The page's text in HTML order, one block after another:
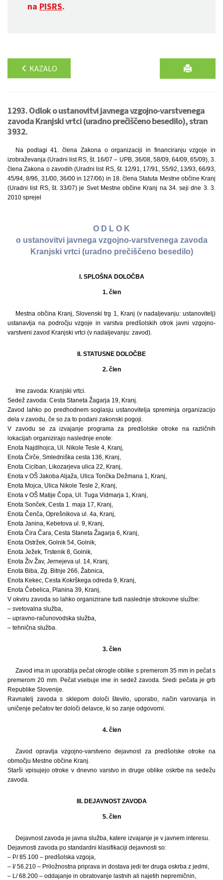
na PISRS.
KAZALO
1293. Odlok o ustanovitvi javnega vzgojno-varstvenega
zavoda Kranjski vrtci (uradno prečiščeno besedilo), stran
3932.
Na podlagi 41. člena Zakona o organizaciji in financiranju vzgoje in
izobraževanja (Uradni list RS, št. 16/07 – UPB, 36/08, 58/09, 64/09, 65/09), 3.
člena Zakona o zavodih (Uradni list RS, št. 12/91, 17/91, 55/92, 13/93, 66/93,
45/94, 8/96, 31/00, 36/00 in 127/06) in 18. člena Statuta Mestne občine Kranj
(Uradni list RS, št. 33/07) je Svet Mestne občine Kranj na 34. seji dne 3. 3.
2010 sprejel
O D L O K
o ustanovitvi javnega vzgojno-varstvenega zavoda
Kranjski vrtci (uradno prečiščeno besedilo)
I. SPLOŠNA DOLOČBA
1. člen
Mestna občina Kranj, Slovenski trg 1, Kranj (v nadaljevanju: ustanovitelj)
ustanavlja na področju vzgoje in varstva predšolskih otrok javni vzgojno-
varstveni zavod Kranjski vrtci (v nadaljevanju: zavod).
II. STATUSNE DOLOČBE
2. člen
Ime zavoda: Kranjski vrtci.
Sedež zavoda: Cesta Staneta Žagarja 19, Kranj.
Zavod lahko po predhodnem soglasju ustanovitelja spreminja organizacijo
dela v zavodu, če so za to podani zakonski pogoji.
V zavodu se za izvajanje programa za predšolske otroke na različnih
lokacijah organizirajo naslednje enote:
Enota Najdihojca, Ul. Nikole Tesle 4, Kranj,
Enota Čirče, Smledniška cesta 136, Kranj,
Enota Ciciban, Likozarjeva ulica 22, Kranj,
Enota v OŠ Jakoba Aljaža, Ulica Tončka Dežmana 1, Kranj,
Enota Mojca, Ulica Nikole Tesle 2, Kranj,
Enota v OŠ Matije Čopa, Ul. Tuga Vidmarja 1, Kranj,
Enota Sonček, Cesta 1. maja 17, Kranj,
Enota Čenča, Oprešnikova ul. 4a, Kranj,
Enota Janina, Kebetova ul. 9, Kranj,
Enota Čira Čara, Cesta Staneta Žagarja 6, Kranj,
Enota Ostržek, Golnik 54, Golnik,
Enota Ježek, Trstenik 8, Golnik,
Enota Živ Žav, Jernejeva ul. 14, Kranj,
Enota Biba, Zg. Bitnje 266, Žabnica,
Enota Kekec, Cesta Kokrškega odreda 9, Kranj,
Enota Čebelica, Planina 39, Kranj,
V okviru zavoda so lahko organizirane tudi naslednje strokovne službe:
– svetovalna služba,
– upravno-računovodska služba,
– tehnična služba.
3. člen
Zavod ima in uporablja pečat okrogle oblike s premerom 35 mm in pečat s
premerom 20 mm. Pečat vsebuje ime in sedež zavoda. Sredi pečata je grb
Republike Slovenije.
Ravnatelj zavoda s sklepom določi število, uporabo, način varovanja in
uničenje pečatov ter določi delavce, ki so zanje odgovorni.
4. člen
Zavod opravlja vzgojno-varstveno dejavnost za predšolske otroke na
območju Mestne občine Kranj.
Starši vpisujejo otroke v dnevno varstvo in druge oblike oskrbe na sedežu
zavoda.
III. DEJAVNOST ZAVODA
5. člen
Dejavnost zavoda je javna služba, katere izvajanje je v javnem interesu.
Dejavnosti zavoda po standardni klasifikaciji dejavnosti so:
– P/ 85.100 – predšolska vzgoja,
– I/ 56.210 – Priložnostna priprava in dostava jedi ter druga oskrba z jedmi,
– L/ 68.200 – oddajanje in obratovanje lastnih ali najetih nepremičnin,